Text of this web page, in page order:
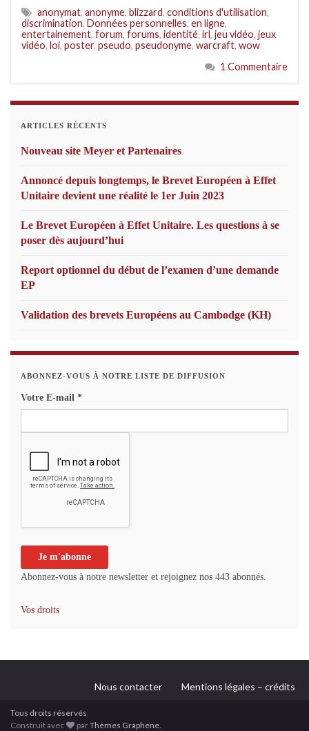
anonymat, anonyme, blizzard, conditions d'utilisation,
discrimination, Données personnelles, en ligne,
entertainement, forum, forums, identité, irl, jeu vidéo, jeux
vidéo, loi, poster, pseudo, pseudonyme, warcraft, wow
1 Commentaire
ARTICLES RÉCENTS
Nouveau site Meyer et Partenaires
Annoncé depuis longtemps, le Brevet Européen à Effet
Unitaire devient une réalité le 1er Juin 2023
Le Brevet Européen à Effet Unitaire. Les questions à se
poser dès aujourd’hui
Report optionnel du début de l’examen d’une demande
EP
Validation des brevets Européens au Cambodge (KH)
ABONNEZ-VOUS À NOTRE LISTE DE DIFFUSION
Votre E-mail *
Abonnez-vous à notre newsletter et rejoignez nos 443 abonnés.
Vos droits
Nous contacter Mentions légales – crédits
Tous droits réservés
Construit avec
parThèmes Graphene